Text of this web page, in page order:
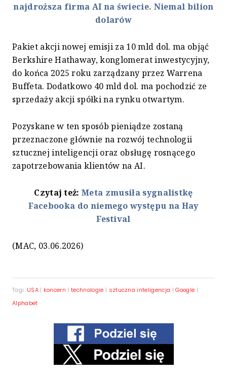
najdroższa firma AI na świecie. Niemal bilion
dolarów
Pakiet akcji nowej emisji za 10 mld dol. ma objąć
Berkshire Hathaway, konglomerat inwestycyjny,
do końca 2025 roku zarządzany przez Warrena
Buffeta. Dodatkowo 40 mld dol. ma pochodzić ze
sprzedaży akcji spółki na rynku otwartym.
Pozyskane w ten sposób pieniądze zostaną
przeznaczone głównie na rozwój technologii
sztucznej inteligencji oraz obsługę rosnącego
zapotrzebowania klientów na AI.
Czytaj też:Meta zmusiła sygnalistkę
Facebooka do niemego występu na Hay
Festival
(MAC, 03.06.2026)
Tagi: USA | koncern |technologie | sztuczna inteligencja |Google |
Alphabet